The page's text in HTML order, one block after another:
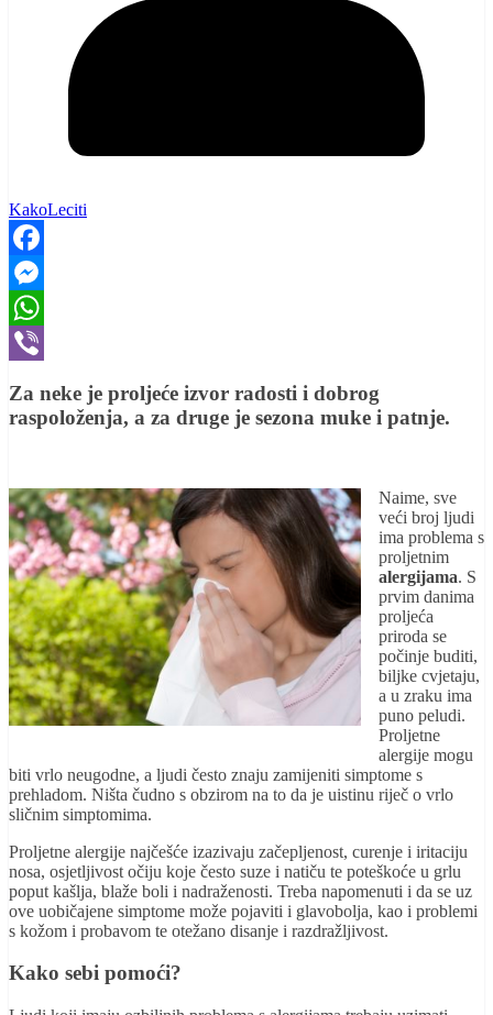
KakoLeciti
Facebook
Messenger
WhatsApp
Za neke je proljeće izvor radosti i dobrog
raspoloženja, a za druge je sezona muke i patnje.
Naime, sve
veći broj ljudi
ima problema s
proljetnim
alergijama. S
prvim danima
proljeća
priroda se
počinje buditi,
biljke cvjetaju,
a u zraku ima
puno peludi.
Proljetne
alergije mogu
biti vrlo neugodne, a ljudi često znaju zamijeniti simptome s
prehladom. Ništa čudno s obzirom na to da je uistinu riječ o vrlo
sličnim simptomima.
Proljetne alergije najčešće izazivaju začepljenost, curenje i iritaciju
nosa, osjetljivost očiju koje često suze i natiču te poteškoće u grlu
poput kašlja, blaže boli i nadraženosti. Treba napomenuti i da se uz
ove uobičajene simptome može pojaviti i glavobolja, kao i problemi
s kožom i probavom te otežano disanje i razdražljivost.
Kako sebi pomoći?